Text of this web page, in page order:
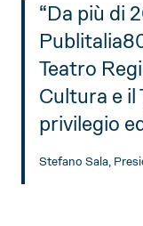
“Da più di
Teatro
Cultura e il
privilegio
Stefano Sala,